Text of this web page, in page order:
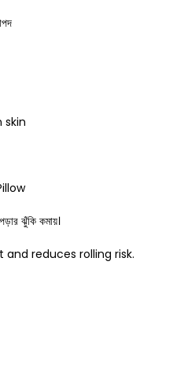
skin
ঝুঁকি কমায়।
reduces rolling risk.